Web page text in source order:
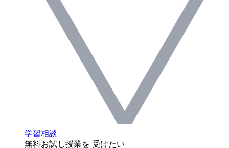
学習相談
無料お試し授業を 受けたい